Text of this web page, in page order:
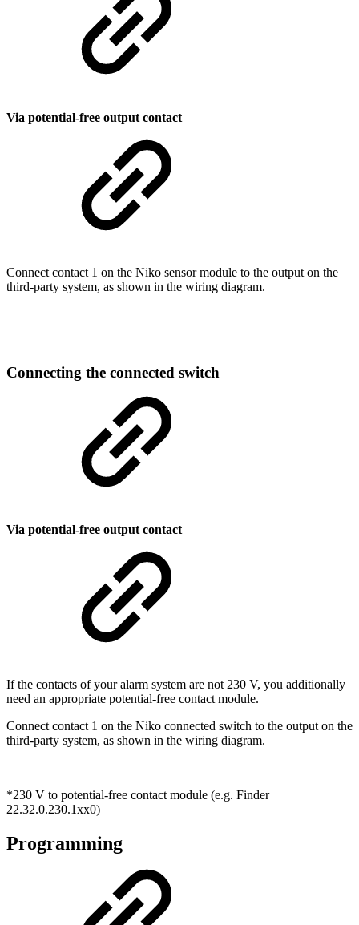
Via potential-free output contact
Connect contact 1 on the Niko sensor module to the output on the
third-party system, as shown in the wiring diagram.
Connecting the connected switch
Via potential-free output contact
If the contacts of your alarm system are not 230 V, you additionally
need an appropriate potential-free contact module.
Connect contact 1 on the Niko connected switch to the output on the
third-party system, as shown in the wiring diagram.
*230 V to potential-free contact module (e.g. Finder
22.32.0.230.1xx0)
Programming